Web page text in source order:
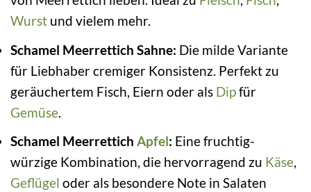
Wurst und vielem mehr.
Schamel Meerrettich Sahne: Die milde Variante
für Liebhaber cremiger Konsistenz. Perfekt zu
geräuchertem Fisch, Eiern oder als Dipfür
Gemüse.
Schamel Meerrettich Apfel: Eine fruchtig-
würzige Kombination, die hervorragend zu Käse,
Geflügel oder als besondere Note in Salaten